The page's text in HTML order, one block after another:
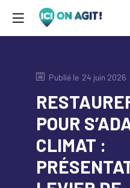
Publié le 24 juin 2026
POUR
CLIMAT :